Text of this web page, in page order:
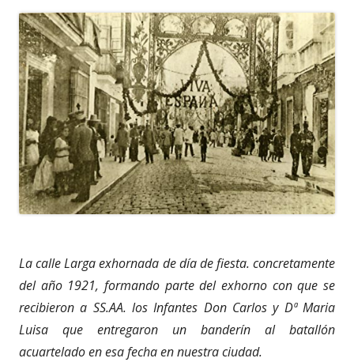
La calle Larga exhornada de día de fiesta. concretamente
del año 1921, formando parte del exhorno con que se
recibieron a SS.AA. los Infantes Don Carlos y Dª Maria
Luisa que entregaron un banderín al batallón
acuartelado en esa fecha en nuestra ciudad.